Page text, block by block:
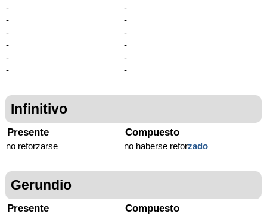
-
-
-
-
-
-
-
-
-
-
-
-
Infinitivo
Presente
no reforzarse
Compuesto
no haberse reforzado
Gerundio
Presente Compuesto